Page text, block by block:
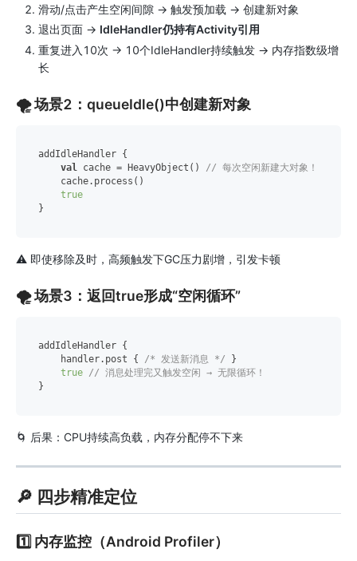
滑动/点击产生空闲间隙 → 触发预加载 → 创建新对象
退出页面 → IdleHandler仍持有Activity引用
重复进入10次 → 10个IdleHandler持续触发 → 内存指数级增
长
🌪️ 场景2：queueIdle()中创建新对象
addIdleHandler {
val cache = HeavyObject() // 每次空闲新建大对象！
    cache.process()
true
⚠️ 即使移除及时，高频触发下GC压力剧增，引发卡顿
🌪️ 场景3：返回true形成“空闲循环”
addIdleHandler {
    handler.post {
/* 发送新消息 */ }
true // 消息处理完又触发空闲 → 无限循环！
🌀 后果：CPU持续高负载，内存分配停不下来
🔎 四步精准定位
1️⃣ 内存监控（Android Profiler）